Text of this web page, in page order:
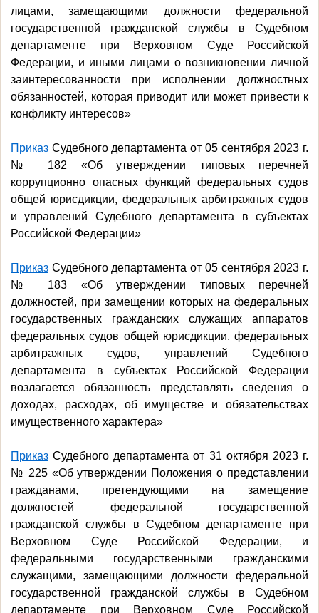
лицами, замещающими должности федеральной
государственной гражданской службы в Судебном
департаменте при Верховном Суде Российской
Федерации, и иными лицами о возникновении личной
заинтересованности при исполнении должностных
обязанностей, которая приводит или может привести к
конфликту интересов»
Приказ Судебного департамента от 05 сентября 2023 г.
№ 182 «Об утверждении типовых перечней
коррупционно опасных функций федеральных судов
общей юрисдикции, федеральных арбитражных судов
и управлений Судебного департамента в субъектах
Российской Федерации»
Приказ Судебного департамента от 05 сентября 2023 г.
№ 183 «Об утверждении типовых перечней
должностей, при замещении которых на федеральных
государственных гражданских служащих аппаратов
федеральных судов общей юрисдикции, федеральных
арбитражных судов, управлений Судебного
департамента в субъектах Российской Федерации
возлагается обязанность представлять сведения о
доходах, расходах, об имуществе и обязательствах
имущественного характера»
Приказ Судебного департамента от 31 октября 2023 г.
№ 225 «Об утверждении Положения о представлении
гражданами, претендующими на замещение
должностей федеральной государственной
гражданской службы в Судебном департаменте при
Верховном Суде Российской Федерации, и
федеральными государственными гражданскими
служащими, замещающими должности федеральной
государственной гражданской службы в Судебном
департаменте при Верховном Суде Российской